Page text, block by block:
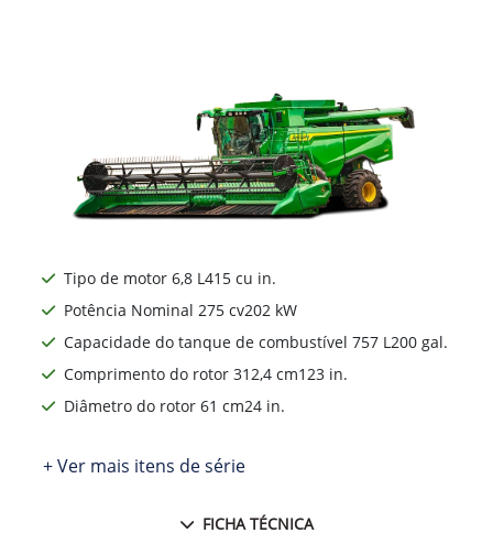
Tipo de motor 6,8 L415 cu in.
Potência Nominal 275 cv202 kW
Capacidade do tanque de combustível 757 L200 gal.
Comprimento do rotor 312,4 cm123 in.
Diâmetro do rotor 61 cm24 in.
+ Ver mais itens de série
FICHA TÉCNICA